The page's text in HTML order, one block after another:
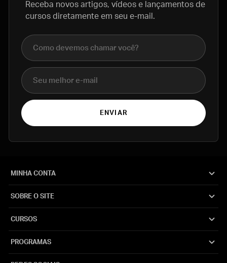
Receba novos artigos, vídeos e lançamentos de
cursos diretamente em seu e-mail.
Nome completo
E-mail
ENVIAR
MINHA CONTA
SOBRE O SITE
CURSOS
PROGRAMAS